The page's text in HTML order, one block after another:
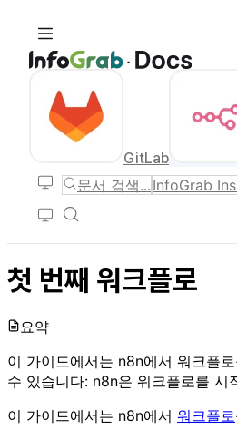
GitLab
문서 검색... InfoGrab
첫 번째 워크플로
요약
이 가이드에서는 n8n에서 워크플
수 있습니다: n8n은 워크플로를 시
이 가이드에서는 n8n에서 워크플로